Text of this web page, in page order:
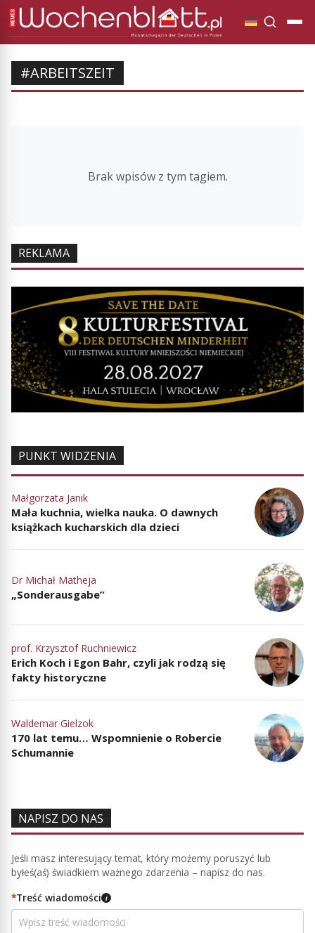
#ARBEITSZEIT
Brak wpisów z tym tagiem.
REKLAMA
PUNKT WIDZENIA
Małgorzata Janik
Mała kuchnia, wielka nauka. O dawnych
książkach kucharskich dla dzieci
Dr Michał Matheja
„Sonderausgabe”
prof. Krzysztof Ruchniewicz
Erich Koch i Egon Bahr, czyli jak rodzą się
fakty historyczne
Waldemar Gielzok
170 lat temu… Wspomnienie o Robercie
Schumannie
NAPISZ DO NAS
Jeśli masz interesujący temat, który możemy poruszyć lub
byłeś(aś) świadkiem ważnego zdarzenia – napisz do nas.
*Treść wiadomości i